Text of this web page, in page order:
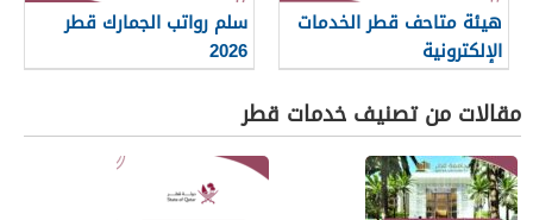
هيئة متاحف قطر الخدمات
الإلكترونية
سلم رواتب الجمارك قطر
2026
مقالات من تصنيف خدمات قطر